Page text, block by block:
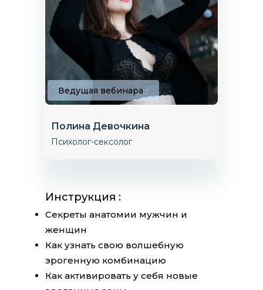
Секреты анатомии мужчин и
женщин
Как узнать свою волшебную
эрогенную комбинацию
Как активировать у себя новые
Инструкция :
Психолог-сексолог
Полина Девочкина
Ведущая вебинара